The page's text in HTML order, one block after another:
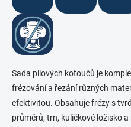
Sada pilových kotoučů je
frézování a řezání různých
efektivitou. Obsahuje frézy s
průměrů, trn, kuličkové ložisko